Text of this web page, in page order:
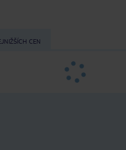
everything, the meats are
as you like.im definitely coming
can’t fault the place at all
CEN